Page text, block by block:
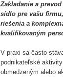
Zakladanie a
sídlo pre vašu
riešenia a
kvalifikovaným
V praxi sa často
podnikateľské
obmedzeným alebo